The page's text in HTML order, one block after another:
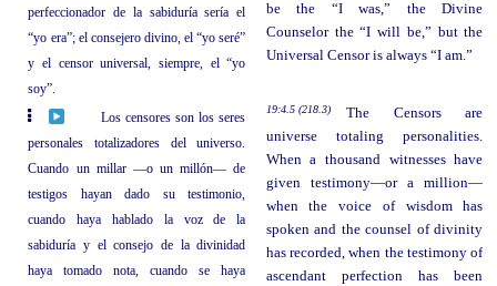
perfeccionador de la sabiduría sería el
“yo era”; el consejero divino, el “yo seré”
y el censor universal, siempre, el “yo
soy”.
be the “I was,” the Divine
Counselor the “I will be,” but the
Universal Censor is always “I am.”
Los censores son los seres
personales totalizadores del universo.
Cuando un millar —o un millón— de
testigos hayan dado su testimonio,
cuando haya hablado la voz de la
sabiduría y el consejo de la divinidad
haya tomado nota, cuando se haya
19:4.5 (218.3)
The Censors are
universe totaling personalities.
When a thousand witnesses have
given testimony—or a million—
when the voice of wisdom has
spoken and the counsel of divinity
has recorded, when the testimony of
ascendant perfection has been